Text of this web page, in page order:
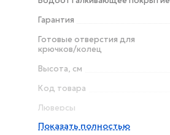
Гарантия
Готовые отверстия для
крючков/колец
Высота, см
Код товара
Люверсы
Крючки/кольца в комплекте
Показать полностью